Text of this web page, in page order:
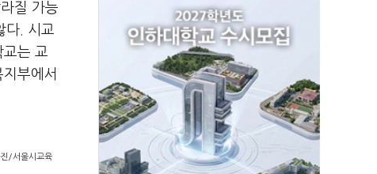
질 가능
다. 시교
교는 교
부에서
/서울시교육